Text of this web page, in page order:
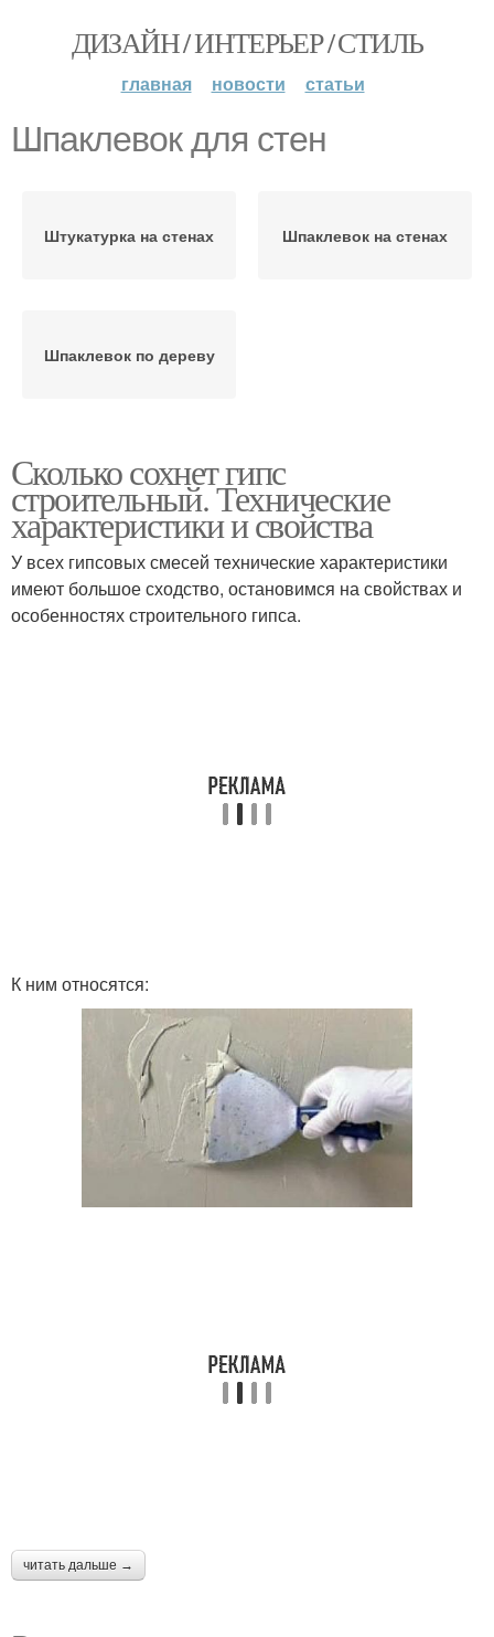
ДИЗАЙН / ИНТЕРЬЕР / СТИЛЬ
главная новости статьи
Шпаклевок для стен
Штукатурка на стенах Шпаклевок на стенах
Шпаклевок по дереву
Сколько сохнет гипс
строительный. Технические
характеристики и свойства
У всех гипсовых смесей технические характеристики
имеют большое сходство, остановимся на свойствах и
особенностях строительного гипса.
К ним относятся:
читать дальше →